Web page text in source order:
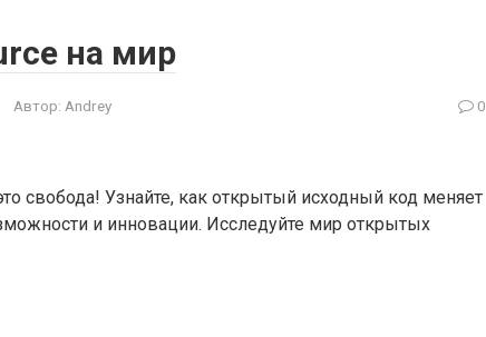
на мир
Автор: Andrey 0
свобода! Узнайте, как открытый исходный код меняет
и инновации. Исследуйте мир открытых